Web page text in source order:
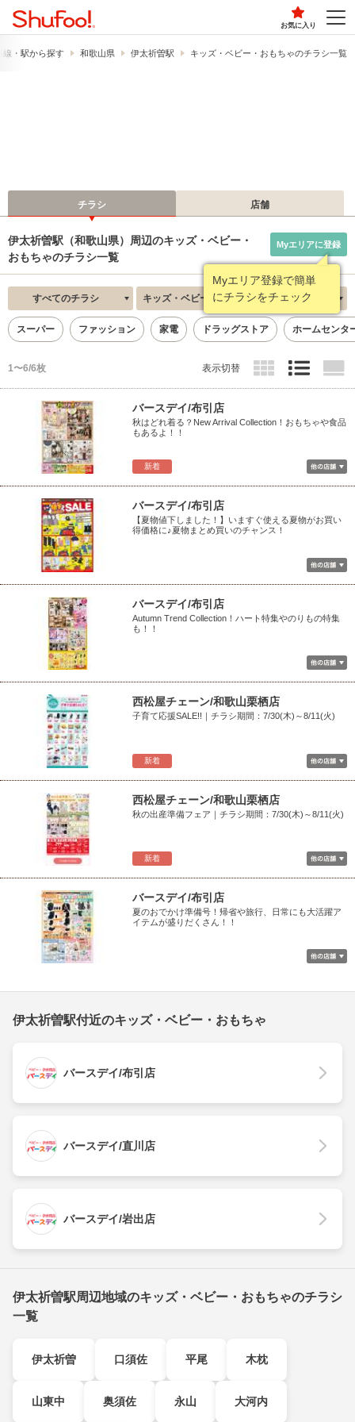
お気に入り
線・駅から探す 和歌山県 伊太祈曽駅 キッズ・ベビー・おもちゃのチラシ一覧
チラシ 店舗
伊太祈曽駅（和歌山県）周辺のキッズ・ベビー・
おもちゃのチラシ一覧
Myエリア登録で簡単
にチラシをチェック
Myエリアに登録
すべてのチラシ キッズ・ベビー・おもちゃ 新着順
スーパー ファッション 家電 ドラッグストア ホームセンタ
1〜6/6枚 表示切替
新着
バースデイ/布引店
秋はどれ着る？New Arrival Collection！おもちゃや食品
もあるよ！！
バースデイ/布引店
【夏物値下しました！】いますぐ使える夏物がお買い
得価格に♪夏物まとめ買いのチャンス！
バースデイ/布引店
Autumn Trend Collection！ハート特集やのりもの特集
も！！
新着
西松屋チェーン/和歌山栗栖店
子育て応援SALE!!｜チラシ期間：7/30(木)～8/11(火)
新着
西松屋チェーン/和歌山栗栖店
秋の出産準備フェア｜チラシ期間：7/30(木)～8/11(火)
バースデイ/布引店
夏のおでかけ準備号！帰省や旅行、日常にも大活躍ア
イテムが盛りだくさん！！
伊太祈曽駅付近のキッズ・ベビー・おもちゃ
バースデイ/布引店
バースデイ/直川店
バースデイ/岩出店
伊太祈曽駅周辺地域のキッズ・ベビー・おもちゃのチラシ
一覧
伊太祈曽 口須佐 平尾 木枕
山東中 奥須佐 永山 大河内